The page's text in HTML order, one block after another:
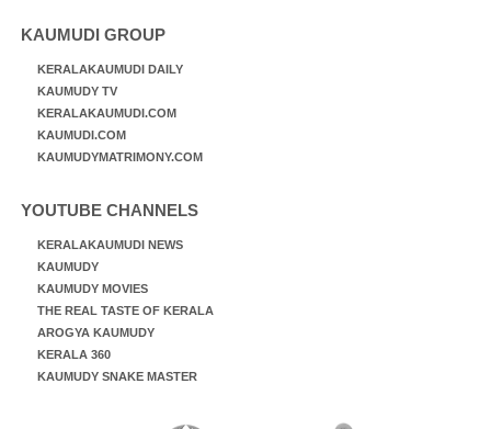
KAUMUDI GROUP
KERALAKAUMUDI DAILY
KAUMUDY TV
KERALAKAUMUDI.COM
KAUMUDI.COM
KAUMUDYMATRIMONY.COM
YOUTUBE CHANNELS
KERALAKAUMUDI NEWS
KAUMUDY
KAUMUDY MOVIES
THE REAL TASTE OF KERALA
AROGYA KAUMUDY
KERALA 360
KAUMUDY SNAKE MASTER